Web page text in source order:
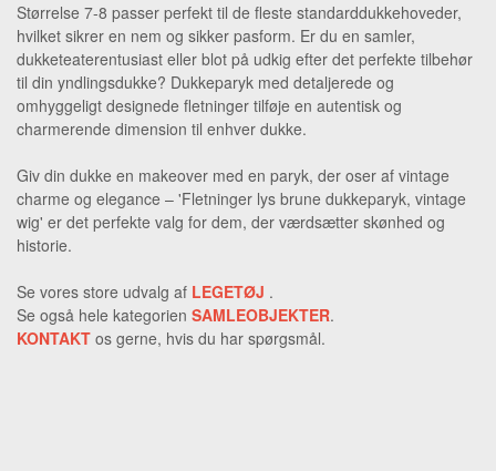
Størrelse 7-8 passer perfekt til de fleste standarddukkehoveder,
hvilket sikrer en nem og sikker pasform. Er du en samler,
dukketeaterentusiast eller blot på udkig efter det perfekte tilbehør
til din yndlingsdukke? Dukkeparyk med detaljerede og
omhyggeligt designede fletninger tilføje en autentisk og
charmerende dimension til enhver dukke.
Giv din dukke en makeover med en paryk, der oser af vintage
charme og elegance – 'Fletninger lys brune dukkeparyk, vintage
wig' er det perfekte valg for dem, der værdsætter skønhed og
historie.
Se vores store udvalg af LEGETØJ .
Se også hele kategorien SAMLEOBJEKTER.
KONTAKT os gerne, hvis du har spørgsmål.